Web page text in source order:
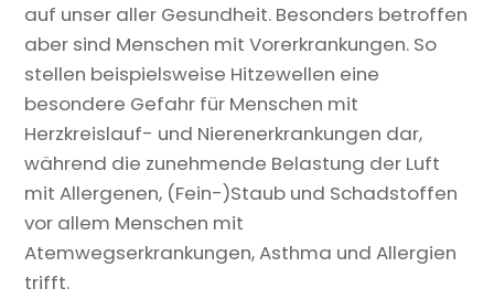
auf unser aller Gesundheit. Besonders betroffen
aber sind Menschen mit Vorerkrankungen. So
stellen beispielsweise Hitzewellen eine
besondere Gefahr für Menschen mit
Herzkreislauf- und Nierenerkrankungen dar,
während die zunehmende Belastung der Luft
mit Allergenen, (Fein-)Staub und Schadstoffen
vor allem Menschen mit
Atemwegserkrankungen, Asthma und Allergien
trifft.